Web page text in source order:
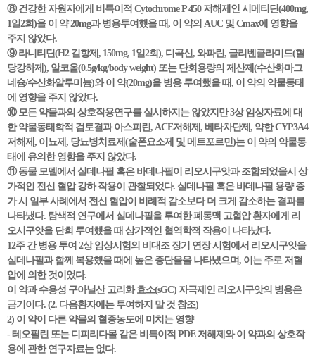
⑧ 건강한 자원자에게 비특이적 Cytochrome P 450 저해제인 시메티딘(400mg,
1일2회)을 이 약 20mg과 병용투여했을 때, 이 약의 AUC 및 Cmax에 영향을
주지 않았다.
⑨ 라니티딘(H2 길항제, 150mg, 1일2회), 디곡신, 와파린, 글리벤클라미드(혈
당강하제), 알코올(0.5g/kg/body weight) 또는 단회용량의 제산제(수산화마그
네슘/수산화알루미늄)와 이 약(20mg)을 병용 투여했을 때, 이 약의 약물동태
에 영향을 주지 않았다.
⑩ 모든 약물과의 상호작용연구를 실시하지는 않았지만 3상 임상자료에 대
한 약물동태학적 검토결과 아스피린, ACE저해제, 베타차단제, 약한 CYP3A4
저해제, 이뇨제, 당뇨병치료제(술폰요소제 및 메트포르민)는 이 약의 약물동
태에 유의한 영향을 주지 않았다.
⑪ 동물 모델에서 실데나필 혹은 바데나필이 리오시구앗과 조합되었을시 상
가적인 전신 혈압 강하 작용이 관찰되었다. 실데나필 혹은 바데나필 용량 증
가 시 일부 사례에서 전신 혈압이 비례적 감소보다 더 크게 감소하는 결과를
나타냈다. 탐색적 연구에서 실데나필을 투여한 폐동맥 고혈압 환자에게 리
오시구앗을 단회 투여했을 때 상가적인 혈역학적 작용이 나타났다.
12주 간 병용 투여 2상 임상시험의 비대조 장기 연장 시험에서 리오시구앗을
실데나필과 함께 복용했을 때에 높은 중단율을 나타냈으며, 이는 주로 저혈
압에 의한 것이었다.
이 약과 수용성 구아닐산 고리화 효소(sGC) 자극제인 리오시구앗의 병용은
금기이다. (2. 다음환자에는 투여하지 말 것 참조)
2) 이 약이 다른 약물의 혈중농도에 미치는 영향
- 테오필린 또는 디피리다몰 같은 비특이적 PDE 저해제와 이 약과의 상호작
용에 관한 연구자료는 없다.